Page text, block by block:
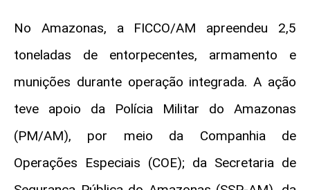
No Amazonas, a FICCO/AM apreendeu 2,5
toneladas de entorpecentes, armamento e
munições durante operação integrada. A ação
teve apoio da Polícia Militar do Amazonas
(PM/AM), por meio da Companhia de
Operações Especiais (COE); da Secretaria de